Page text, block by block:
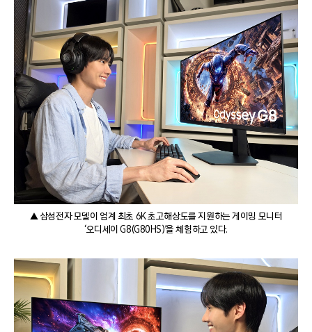
▲ 삼성전자 모델이 업계 최초 6K 초고해상도를 지원하는 게이밍 모니터
‘오디세이 G8(G80HS)’을 체험하고 있다.